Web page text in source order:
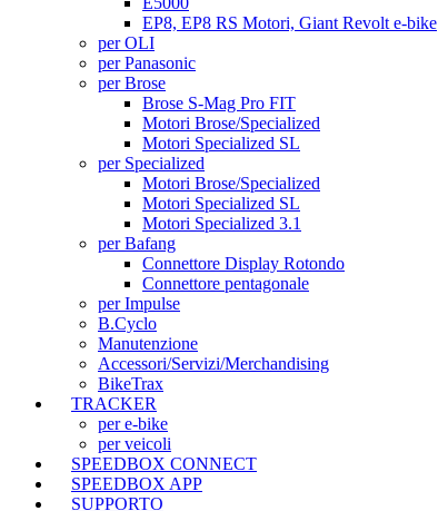
EP8, EP8 RS Motori, Giant Revolt e-bike
per OLI
per Panasonic
per Brose
Brose S-Mag Pro FIT
Motori Brose/Specialized
Motori Specialized SL
per Specialized
Motori Brose/Specialized
Motori Specialized SL
Motori Specialized 3.1
per Bafang
Connettore Display Rotondo
Connettore pentagonale
per Impulse
B.Cyclo
Manutenzione
Accessori/Servizi/Merchandising
BikeTrax
TRACKER
per e-bike
per veicoli
SPEEDBOX CONNECT
SPEEDBOX APP
SUPPORTO